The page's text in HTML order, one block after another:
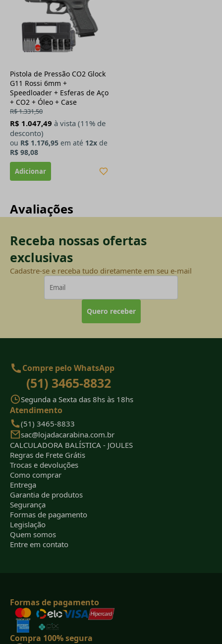
Pistola de Pressão CO2 Glock
G11 Rossi 6mm +
Speedloader + Esferas de Aço
+ CO2 + Óleo + Case
R$ 1.331,50
R$ 1.047,49 à vista (11% de
desconto)
ou R$ 1.176,95 em até 12x de
R$ 98,08
Avaliações
Receba nossas ofertas
exclusivas
Cadastre-se e receba tudo diretamente em seu e-mail
Quero receber
Compre pelo WhatsApp
(51) 3465-8832
Segunda a Sexta das 8hs às 18hs
Atendimento
(51) 3465-8833
sac@lojadacarabina.com.br
CALCULADORA BALÍSTICA - JOULES
Regras de Frete Grátis
Trocas e devoluções
Como comprar
Entrega
Garantia de produtos
Segurança
Formas de pagamento
Legislação
Quem somos
Entre em contato
Formas de pagamento
Compra 100% segura